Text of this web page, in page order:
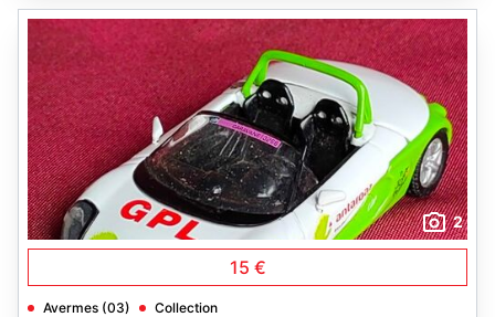
2
15 €
Avermes (03) Collection